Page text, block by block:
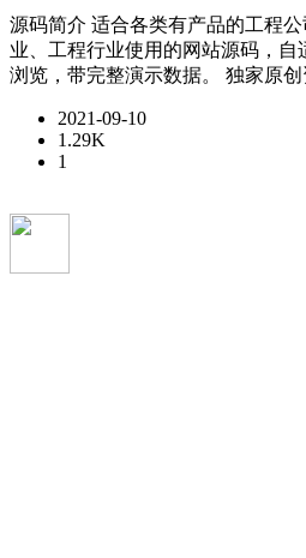
源码简介 适合各类有产品的工程
业、工程行业使用的网站源码，自
浏览，带完整演示数据。 独家原创
2021-09-10
1.29K
1